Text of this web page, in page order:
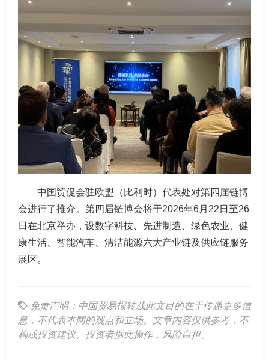
中国贸促会驻欧盟（比利时）代表处对第四届链博
会进行了推介。第四届链博会将于2026年6月22日至26
日在北京举办，设数字科技、先进制造、绿色农业、健
康生活、智能汽车、清洁能源六大产业链及供应链服务
展区。
免责声明：中国贸易报转载此文目的在于传递更多信
息，不代表本网的观点和立场。文章内容仅供参考，不
构成投资建议。投资者据此操作，风险自担。